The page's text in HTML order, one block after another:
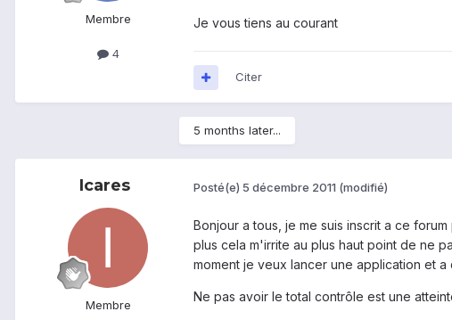
Membre
4
Je vous tiens au courant
Citer
5 months later...
Icares
Membre
Posté(e) 5 décembre 2011 (modifié)
Bonjour a tous, je me suis inscrit a ce
plus cela m'irrite au plus haut point de ne
moment je veux lancer une application et
Ne pas avoir le total contrôle est une